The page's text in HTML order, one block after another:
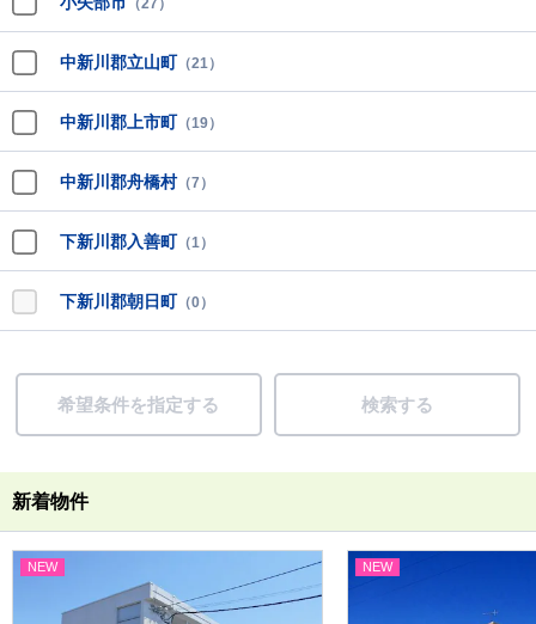
（27）
中新川郡立山町 （21）
中新川郡上市町 （19）
中新川郡舟橋村（7）
下新川郡入善町 （1）
下新川郡朝日町 （0）
希望条件を指定する 検索する
新着物件
NEW NEW